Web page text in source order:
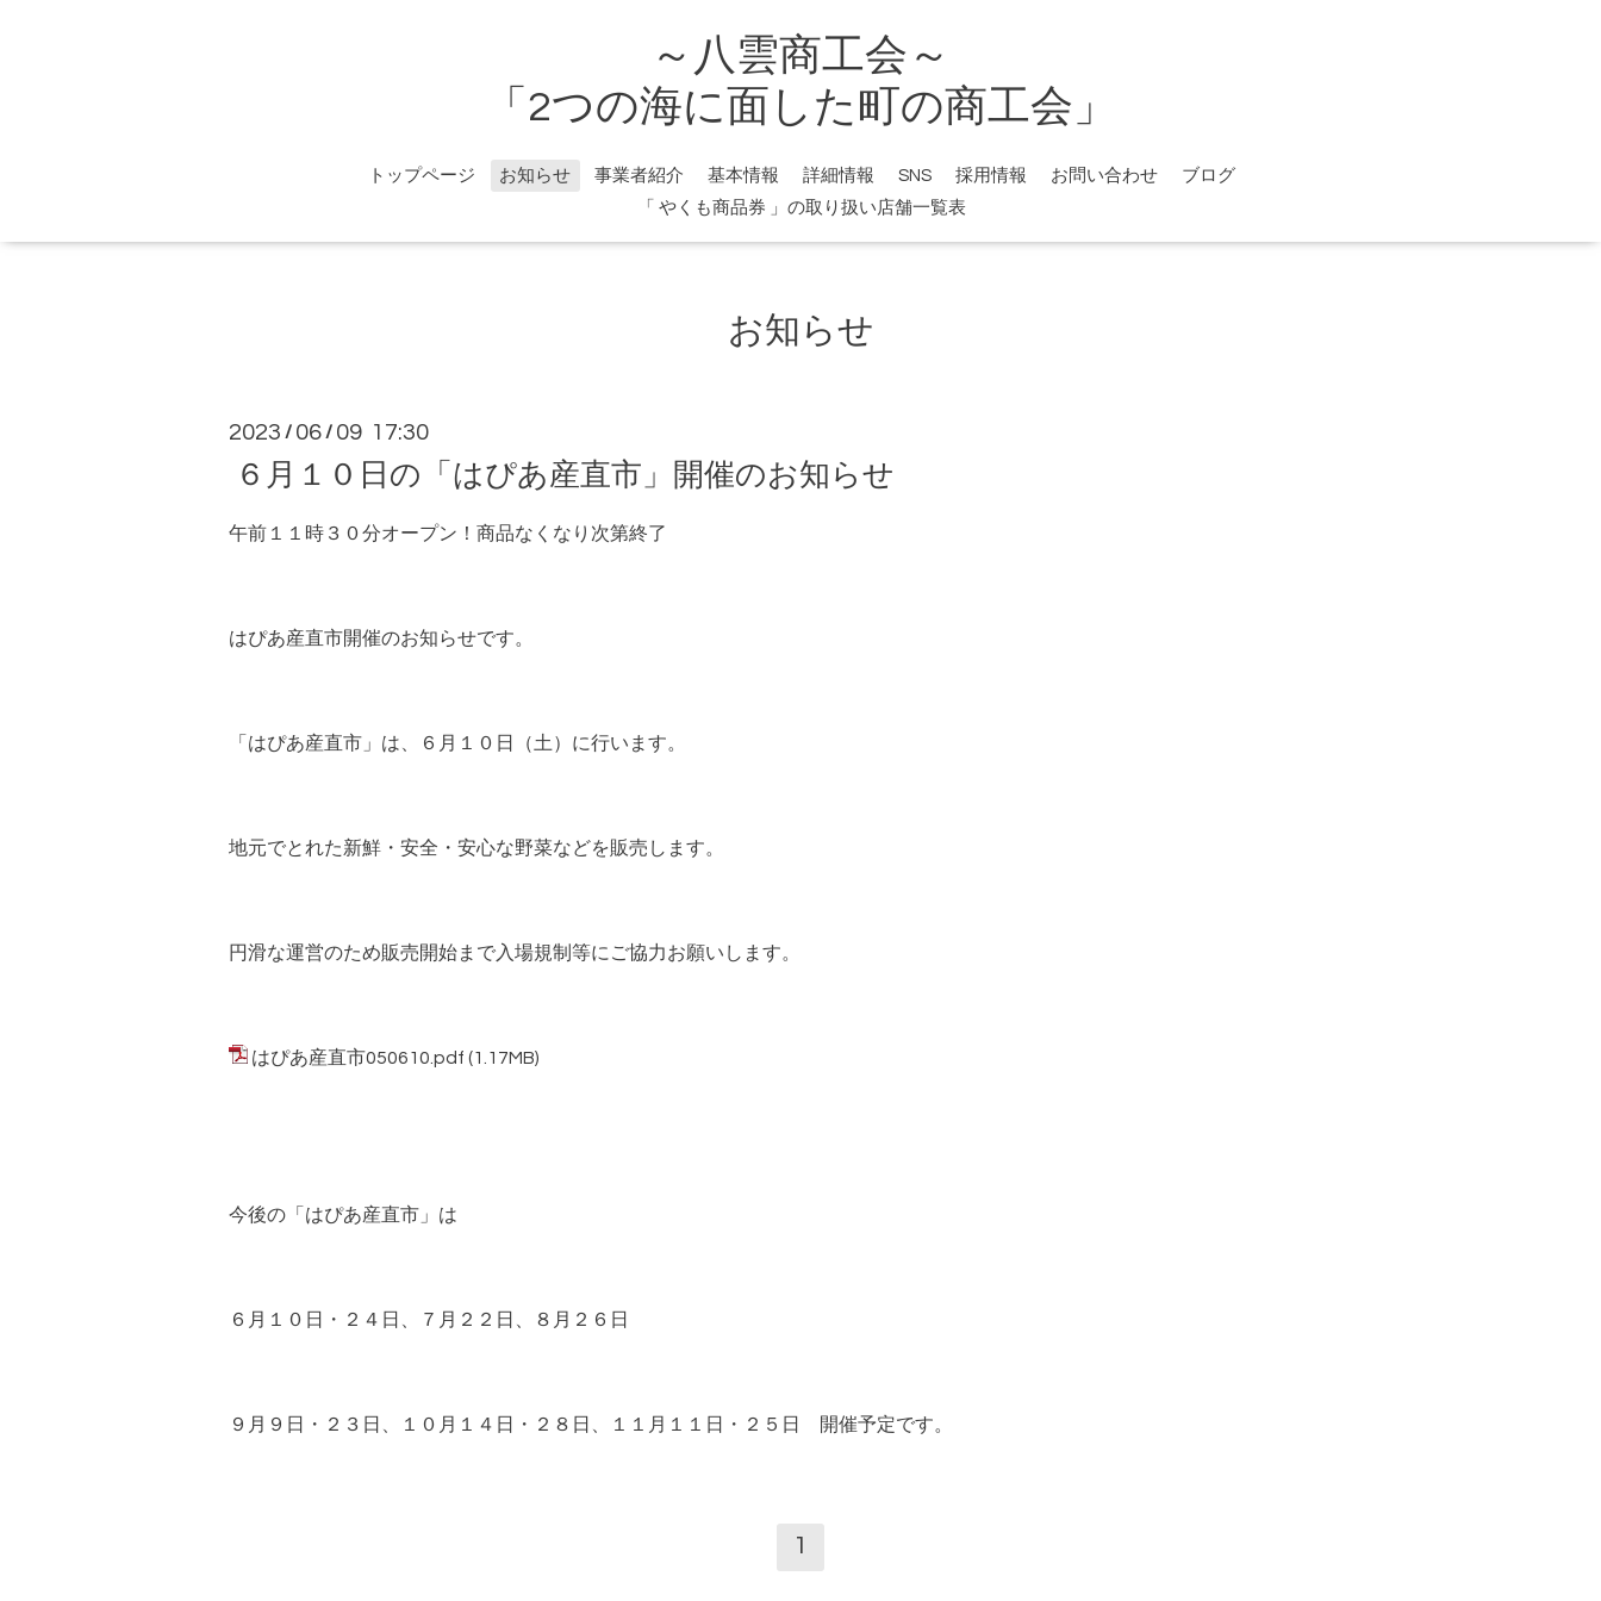
～八雲商工会～
「2つの海に面した町の商工会」
トップページ お知らせ 事業者紹介 基本情報 詳細情報 SNS 採用情報 お問い合わせ
ブログ
「 やくも商品券 」の取り扱い店舗一覧表
お知らせ
2023 / 06 / 09 17:30
６月１０日の「はぴあ産直市」開催のお知らせ
午前１１時３０分オープン！商品なくなり次第終了
はぴあ産直市開催のお知らせです。
「はぴあ産直市」は、６月１０日（土）に行います。
地元でとれた新鮮・安全・安心な野菜などを販売します。
円滑な運営のため販売開始まで入場規制等にご協力お願いします。
はぴあ産直市050610.pdf (1.17MB)
今後の「はぴあ産直市」は
６月１０日・２４日、７月２２日、８月２６日
９月９日・２３日、１０月１４日・２８日、１１月１１日・２５日 開催予定です。
1